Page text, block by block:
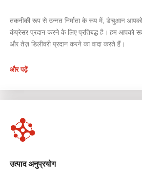
तकनीकी रूप से उन्नत निर्माता के रूप में, डेचुआन आपको
कंप्रेसर प्रदान करने के लिए प्रतिबद्ध है। हम आपको
और तेज़ डिलीवरी प्रदान करने का वादा करते हैं।
और पढ़ें
उत्पाद अनुप्रयोग